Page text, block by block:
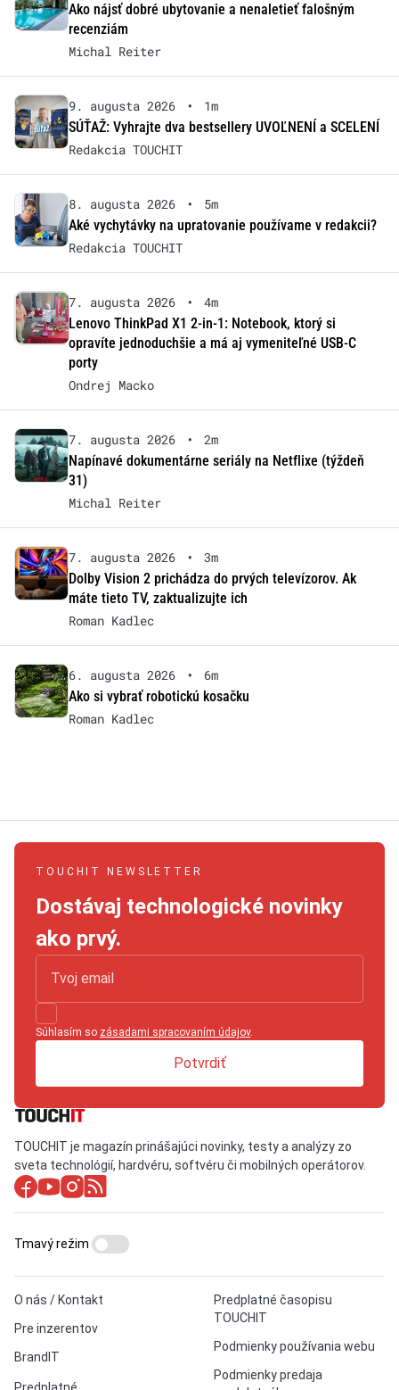
Ako nájsť dobré ubytovanie a nenaletieť falošným
recenziám
Michal Reiter
9. augusta 2026 •
1m
SÚŤAŽ: Vyhrajte dva bestsellery UVOĽNENÍ a SCELENÍ
Redakcia TOUCHIT
8. augusta 2026 •
5m
Aké vychytávky na upratovanie používame v redakcii?
Redakcia TOUCHIT
7. augusta 2026 •
4m
Lenovo ThinkPad X1 2-in-1: Notebook, ktorý si
opravíte jednoduchšie a má aj vymeniteľné USB-C
porty
Ondrej Macko
7. augusta 2026 •
2m
Napínavé dokumentárne seriály na Netflixe (týždeň
31)
Michal Reiter
7. augusta 2026 •
3m
Dolby Vision 2 prichádza do prvých televízorov. Ak
máte tieto TV, zaktualizujte ich
Roman Kadlec
6. augusta 2026 •
6m
Ako si vybrať robotickú kosačku
Roman Kadlec
TOUCHIT NEWSLETTER
Dostávaj technologické novinky
ako prvý.
Súhlasím so zásadami spracovaním údajov.
Potvrdiť
TOUCHIT je magazín prinášajúci novinky, testy a analýzy zo
sveta technológií, hardvéru, softvéru či mobilných operátorov.
O nás / Kontakt
Pre inzerentov
BrandIT
Predplatné časopisu
TOUCHIT
Podmienky používania webu
Podmienky predaja
Tmavý režim